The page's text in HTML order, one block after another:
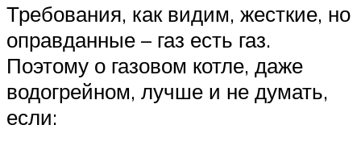
Требования, как видим, жесткие, но
оправданные – газ есть газ.
Поэтому о газовом котле, даже
водогрейном, лучше и не думать,
если: